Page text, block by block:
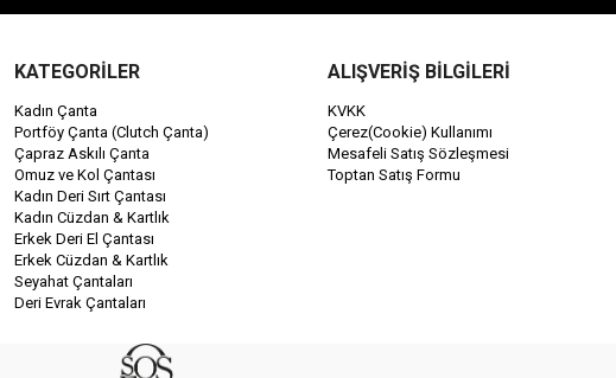
KATEGORİLER
Kadın Çanta
Portföy Çanta (Clutch Çanta)
Çapraz Askılı Çanta
Omuz ve Kol Çantası
Kadın Deri Sırt Çantası
Kadın Cüzdan & Kartlık
Erkek Deri El Çantası
Erkek Cüzdan & Kartlık
Seyahat Çantaları
Deri Evrak Çantaları
ALIŞVERİŞ BİLGİLERİ
KVKK
Çerez(Cookie) Kullanımı
Mesafeli Satış Sözleşmesi
Toptan Satış Formu